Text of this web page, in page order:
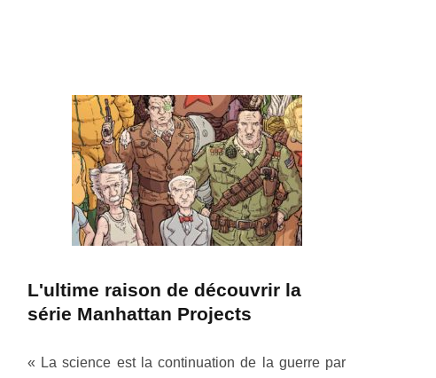
L'ultime raison de découvrir la
série Manhattan Projects
« La science est la continuation de la guerre par